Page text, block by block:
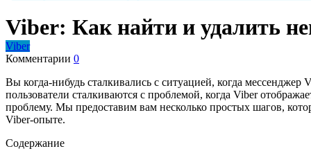
Viber: Как найти и удалить
Viber
Комментарии 0
Вы когда-нибудь сталкивались с ситуацией, когда
пользователи сталкиваются с проблемой, когда Viber
проблему. Мы предоставим вам несколько простых шагов,
Viber-опыте.
Содержание